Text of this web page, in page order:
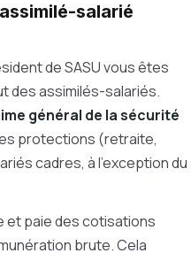
salarié
de SASU vous êtes
des assimilés-salariés.
général de la sécurité
protections (retraite,
cadres, à l'exception du
et paie des cotisations
brute. Cela